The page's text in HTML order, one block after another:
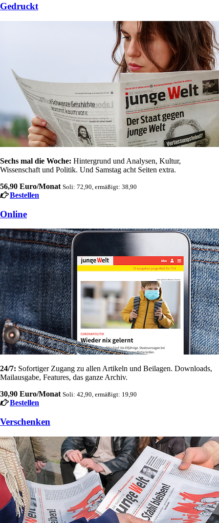
Gedruckt
Sechs mal die Woche: Hintergrund und Analysen, Kultur,
Wissenschaft und Politik. Und Samstag acht Seiten extra.
56,90 Euro/Monat Soli: 72,90, ermäßigt: 38,90
Bestellen
Online
24/7: Sofortiger Zugang zu allen Artikeln und Beilagen. Downloads,
Mailausgabe, Features, das ganze Archiv.
30,90 Euro/Monat Soli: 42,90, ermäßigt: 19,90
Bestellen
Verschenken